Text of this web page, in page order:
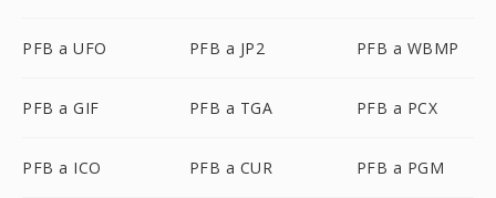
PFB a UFO PFB a JP2 PFB a WBMP
PFB a GIF PFB a TGA PFB a PCX
PFB a ICO PFB a CUR PFB a PGM